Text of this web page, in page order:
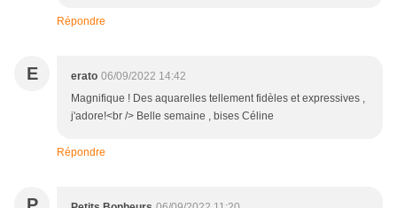
Répondre
E erato 06/09/2022 14:42
Magnifique ! Des aquarelles tellement fidèles et expressives ,
j'adore!<br /> Belle semaine , bises Céline
Répondre